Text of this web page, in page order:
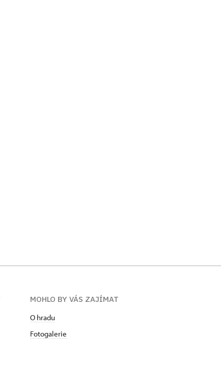
MOHLO BY VÁS ZAJÍMAT
O hradu
Fotogalerie